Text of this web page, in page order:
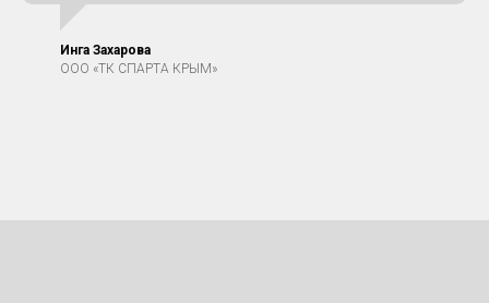
Инга Захарова
ООО «ТК СПАРТА КРЫМ»